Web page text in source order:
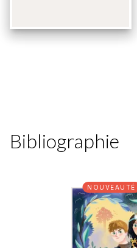
Bibliographie
NOUVEAUTÉ